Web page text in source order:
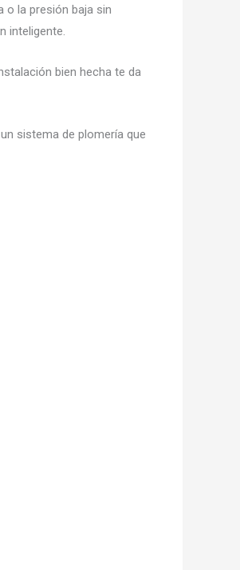
o la presión baja sin
inteligente.
bien hecha te da
sistema de plomería que